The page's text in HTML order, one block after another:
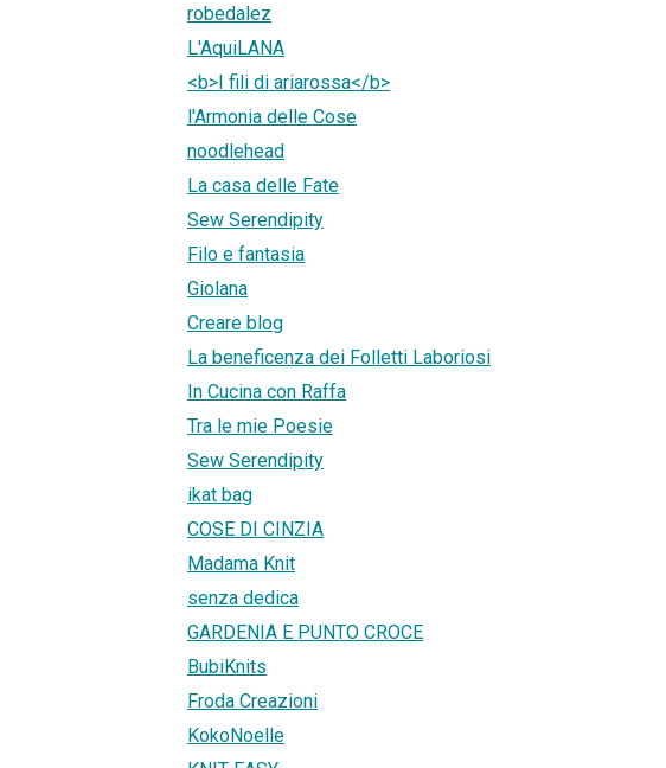
robedalez
L'AquiLANA
<b>I fili di ariarossa</b>
l'Armonia delle Cose
noodlehead
La casa delle Fate
Sew Serendipity
Filo e fantasia
Giolana
Creare blog
La beneficenza dei Folletti Laboriosi
In Cucina con Raffa
Tra le mie Poesie
Sew Serendipity
ikat bag
COSE DI CINZIA
Madama Knit
senza dedica
GARDENIA E PUNTO CROCE
BubiKnits
Froda Creazioni
KokoNoelle